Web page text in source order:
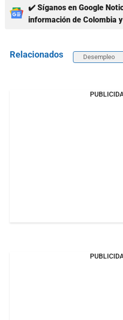
✔️ Síganos en Google
información de Colombia
Relacionados Desempleo